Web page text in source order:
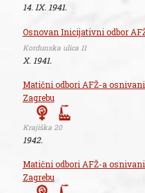
14. IX. 1941.
Osnovan Inicijativni odbor
Kordunska ulica 11
X. 1941.
Matični odbori AFŽ-a
Zagrebu
Krajiška 20
1942.
Matični odbori AFŽ-a
Zagrebu